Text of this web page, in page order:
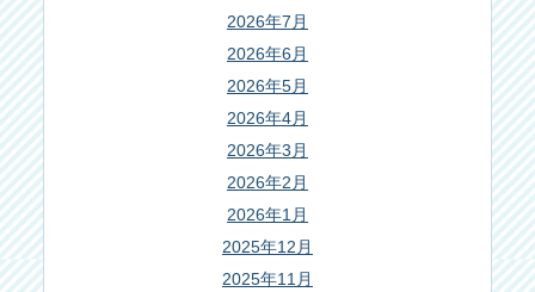
2026年7月
2026年6月
2026年5月
2026年4月
2026年3月
2026年2月
2026年1月
2025年12月
2025年11月